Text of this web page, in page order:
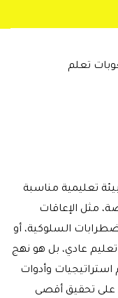
تعليمية مناسبة
مثل الإعاقات
السلوكية، أو
عادي، بل هو نهج
وأدوات
على تحقيق أقصى